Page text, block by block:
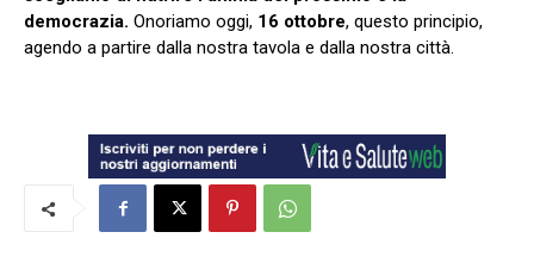
democrazia. Onoriamo oggi, 16 ottobre, questo principio,
agendo a partire dalla nostra tavola e dalla nostra città.